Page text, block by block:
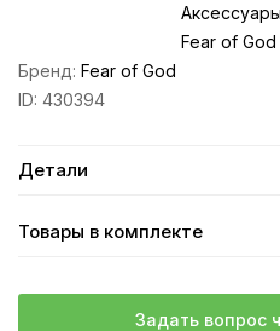
Fear of God
Бренд: Fear of God
ID: 430394
Детали
Товары в комплекте
Задать вопрос